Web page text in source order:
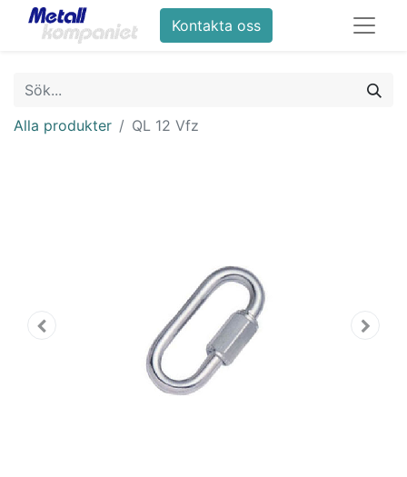
Kontakta oss
Alla produkter QL 12 Vfz